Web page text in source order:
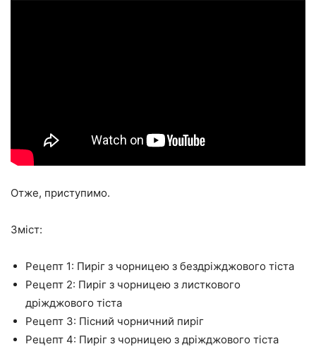
Отже, приступимо.
Зміст:
Рецепт 1: Пиріг з чорницею з бездріжджового тіста
Рецепт 2: Пиріг з чорницею з листкового
дріжджового тіста
Рецепт 3: Пісний чорничний пиріг
Рецепт 4: Пиріг з чорницею з дріжджового тіста